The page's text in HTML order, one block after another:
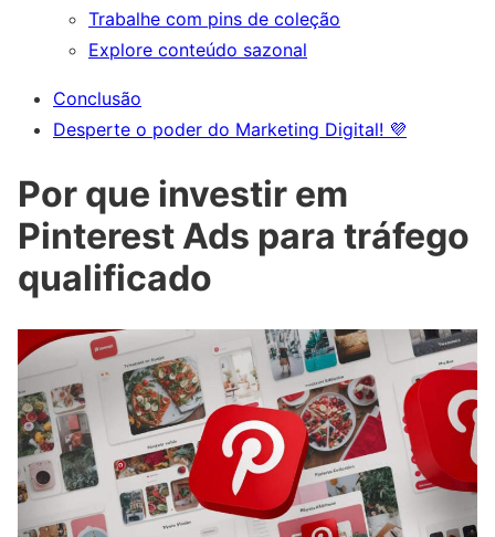
Trabalhe com pins de coleção
Explore conteúdo sazonal
Conclusão
Desperte o poder do Marketing Digital! 💜
Por que investir em
Pinterest Ads para tráfego
qualificado